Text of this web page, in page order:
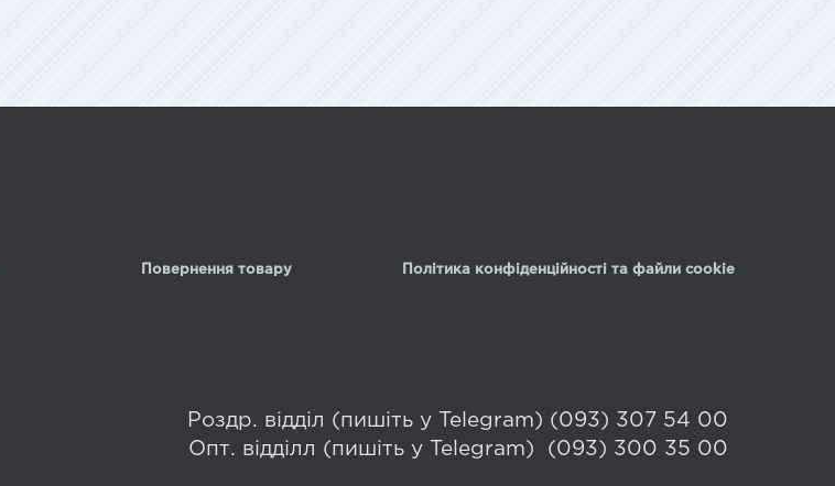
Повернення товару Політика конфіденційності та файли cookie
Роздр. відділ (пишіть у Telegram) (093) 307 54 00
Опт. відділл (пишіть у Telegram) (093) 300 35 00